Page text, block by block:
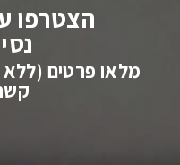
מלאו פרטים (ללא